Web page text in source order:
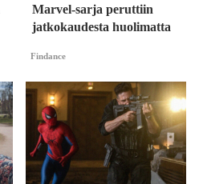
Marvel-sarja peruttiin
jatkokaudesta huolimatta
Findance